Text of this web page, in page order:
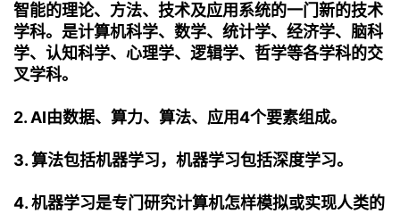
发
者
的
博
我
的
我
智能的理论、方法、技术及应用系统的一门新的技术
学科。是计算机科学、数学、统计学、经济学、脑科
学、认知科学、心理学、逻辑学、哲学等各学科的交
叉学科。
2. AI由数据、算力、算法、应用4个要素组成。
3. 算法包括机器学习，机器学习包括深度学习。
4. 机器学习是专门研究计算机怎样模拟或实现人类的